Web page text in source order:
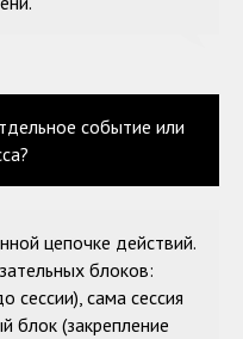
событие или
цепочке действий.
блоков:
сессии), сама сессия
блок (закрепление